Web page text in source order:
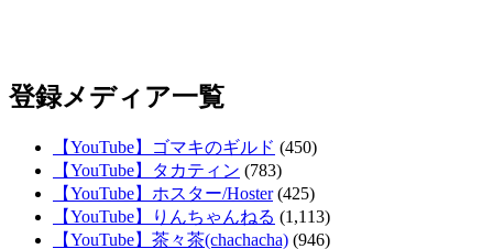
登録メディア一覧
【YouTube】ゴマキのギルド (450)
【YouTube】タカティン (783)
【YouTube】ホスター/Hoster(425)
【YouTube】りんちゃんねる (1,113)
【YouTube】茶々茶(chachacha) (946)